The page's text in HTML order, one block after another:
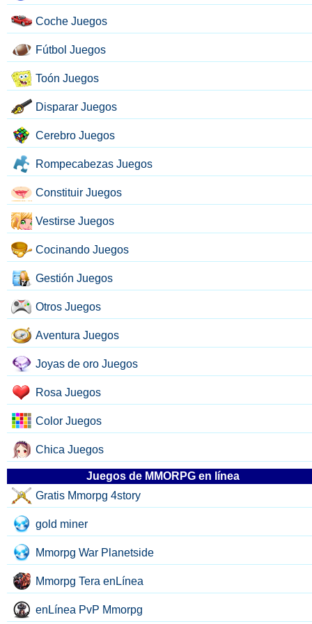
Coche Juegos
Fútbol Juegos
Toón Juegos
Disparar Juegos
Cerebro Juegos
Rompecabezas Juegos
Constituir Juegos
Vestirse Juegos
Cocinando Juegos
Gestión Juegos
Otros Juegos
Aventura Juegos
Joyas de oro Juegos
Rosa Juegos
Color Juegos
Chica Juegos
Juegos de MMORPG en línea
Gratis Mmorpg 4story
gold miner
Mmorpg War Planetside
Mmorpg Tera enLínea
enLínea PvP Mmorpg